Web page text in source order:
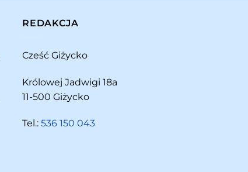
REDAKCJA
Cześć Giżycko
Królowej Jadwigi 18a
11-500 Giżycko
Tel.: 536 150 043